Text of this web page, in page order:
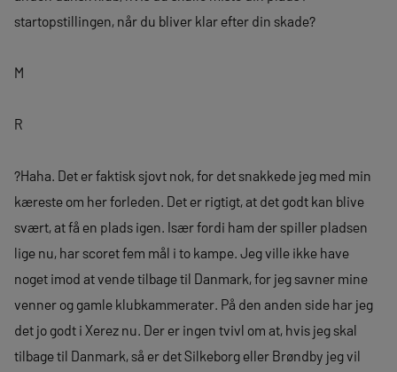
startopstillingen, når du bliver klar efter din skade?
M
R
?Haha. Det er faktisk sjovt nok, for det snakkede jeg med min
kæreste om her forleden. Det er rigtigt, at det godt kan blive
svært, at få en plads igen. Især fordi ham der spiller pladsen
lige nu, har scoret fem mål i to kampe. Jeg ville ikke have
noget imod at vende tilbage til Danmark, for jeg savner mine
venner og gamle klubkammerater. På den anden side har jeg
det jo godt i Xerez nu. Der er ingen tvivl om at, hvis jeg skal
tilbage til Danmark, så er det Silkeborg eller Brøndby jeg vil